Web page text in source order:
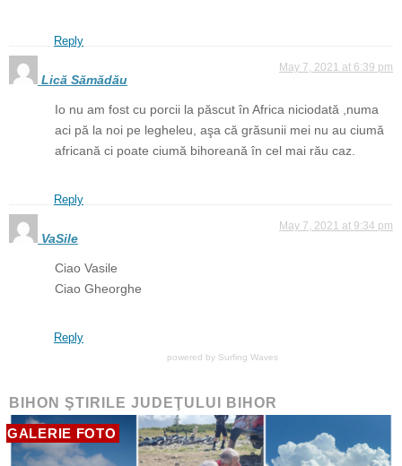
Reply
Lică Sămădău
May 7, 2021 at 6:39 pm
Io nu am fost cu porcii la păscut în Africa niciodată ,numa
aci pă la noi pe legheleu, aşa că grăsunii mei nu au ciumă
africană ci poate ciumă bihoreană în cel mai rău caz.
Reply
VaSile
May 7, 2021 at 9:34 pm
Ciao Vasile
Ciao Gheorghe
Reply
powered by Surfing Waves
BIHON ŞTIRILE JUDEŢULUI BIHOR
GALERIE FOTO